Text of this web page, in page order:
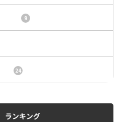
9
24
ランキング